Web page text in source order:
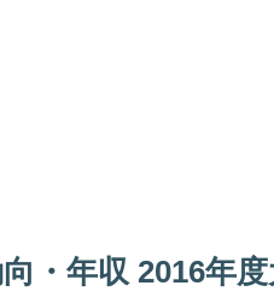
・年収 2016年